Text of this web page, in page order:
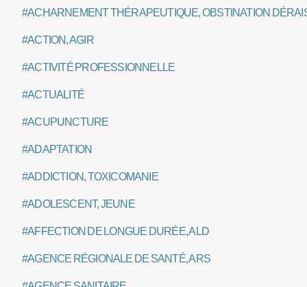
#ACHARNEMENT THÉRAPEUTIQUE, OBSTINATION
#ACTION, AGIR
#ACTIVITÉ PROFESSIONNELLE
#ACTUALITÉ
#ACUPUNCTURE
#ADAPTATION
#ADDICTION, TOXICOMANIE
#ADOLESCENT, JEUNE
#AFFECTION DE LONGUE DURÉE, ALD
#AGENCE RÉGIONALE DE SANTÉ, ARS